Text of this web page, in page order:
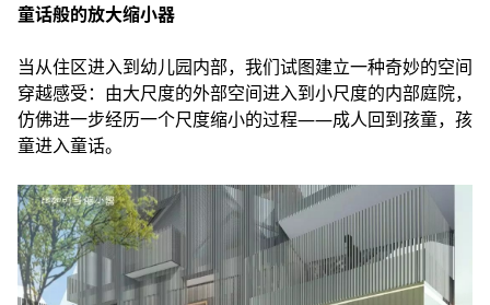
童话般的放大缩小器
当从住区进入到幼儿园内部，我们试图建立一种奇妙的空间
穿越感受：由大尺度的外部空间进入到小尺度的内部庭院，
仿佛进一步经历一个尺度缩小的过程——成人回到孩童，孩
童进入童话。